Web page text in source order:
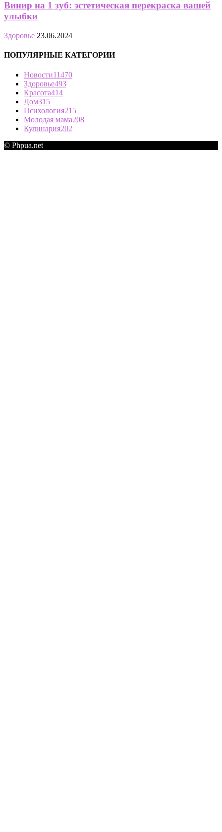
Винир на 1 зуб: эстетическая перекраска вашей
улыбки
Здоровье 23.06.2024
ПОПУЛЯРНЫЕ КАТЕГОРИИ
Новости11470
Здоровье493
Красота414
Дом315
Психология215
Молодая мама208
Кулинария202
© Phpua.net